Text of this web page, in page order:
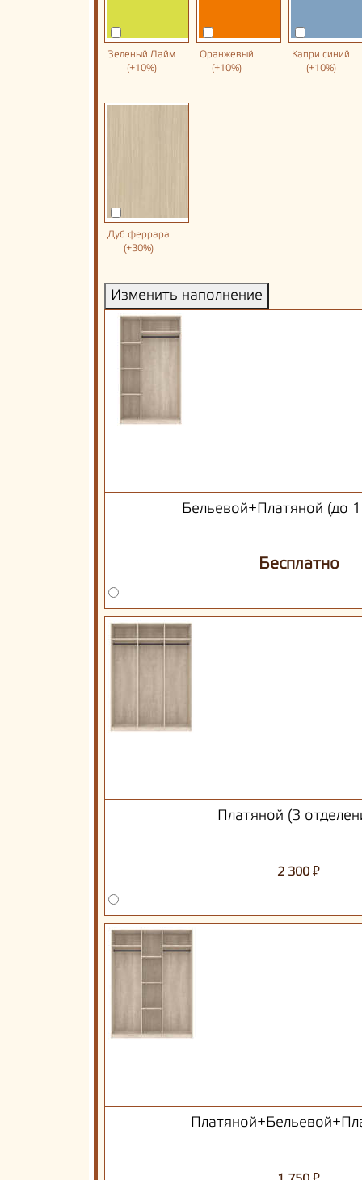
Зеленый Лайм
(+10%)
Оранжевый
(+10%)
Капри синий
(+10%)
Дуб феррара
(+30%)
Изменить наполнение
Бельевой+Платяной (до
Бесплатно
Платяной (3
2 300 ₽